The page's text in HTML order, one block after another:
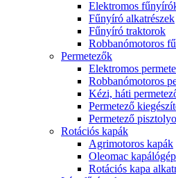
Elektromos
Fűnyíró alkatrészek
Fűnyíró traktorok
Robbanómotoros
Permetezők
Elektromos
Robbanómotoros
Kézi, háti
Permetező
Permetező
Rotációs kapák
Agrimotoros kapák
Oleomac kapálógép
Rotációs kapa